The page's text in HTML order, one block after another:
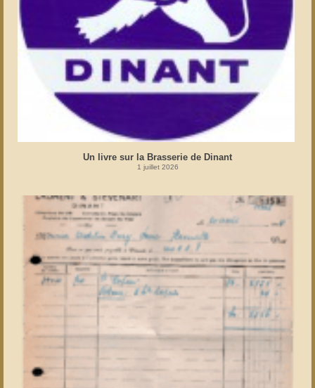
Un livre sur la Brasserie de Dinant
1 juillet 2026